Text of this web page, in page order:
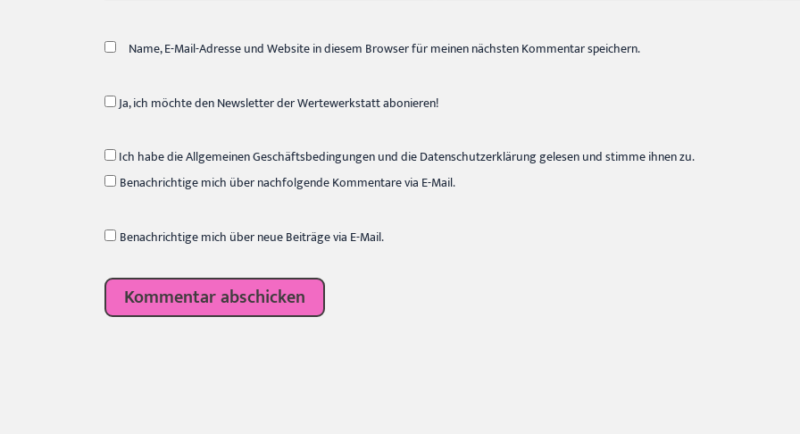
Name, E-Mail-Adresse und Website in diesem Browser für meinen nächsten Kommentar speichern.
Ja, ich möchte den Newsletter der Wertewerkstatt abonieren!
Ich habe die Allgemeinen Geschäftsbedingungen und die Datenschutzerklärung gelesen und stimme ihnen zu.
Benachrichtige mich über nachfolgende Kommentare via E-Mail.
Benachrichtige mich über neue Beiträge via E-Mail.